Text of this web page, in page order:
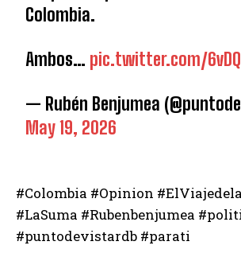
Colombia.
Ambos… pic.twitter.com/
— Rubén Benjumea
May 19, 2026
#Colombia #Opinion
#LaSuma #Rubenbenjumea
#puntodevistardb #parati